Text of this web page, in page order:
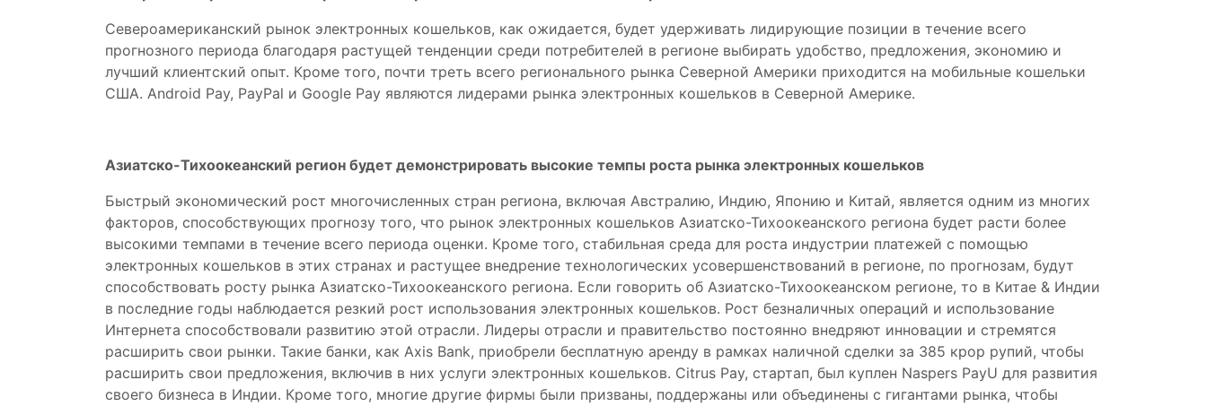
Североамериканский рынок электронных кошельков, как ожидается, будет удерживать лидирующие позиции в течение всего
прогнозного периода благодаря растущей тенденции среди потребителей в регионе выбирать удобство, предложения, экономию и
лучший клиентский опыт. Кроме того, почти треть всего регионального рынка Северной Америки приходится на мобильные кошельки
США. Android Pay, PayPal и Google Pay являются лидерами рынка электронных кошельков в Северной Америке.
Азиатско-Тихоокеанский регион будет демонстрировать высокие темпы роста рынка электронных кошельков
Быстрый экономический рост многочисленных стран региона, включая Австралию, Индию, Японию и Китай, является одним из многих
факторов, способствующих прогнозу того, что рынок электронных кошельков Азиатско-Тихоокеанского региона будет расти более
высокими темпами в течение всего периода оценки. Кроме того, стабильная среда для роста индустрии платежей с помощью
электронных кошельков в этих странах и растущее внедрение технологических усовершенствований в регионе, по прогнозам, будут
способствовать росту рынка Азиатско-Тихоокеанского региона. Если говорить об Азиатско-Тихоокеанском регионе, то в Китае & Индии
в последние годы наблюдается резкий рост использования электронных кошельков. Рост безналичных операций и использование
Интернета способствовали развитию этой отрасли. Лидеры отрасли и правительство постоянно внедряют инновации и стремятся
расширить свои рынки. Такие банки, как Axis Bank, приобрели бесплатную аренду в рамках наличной сделки за 385 крор рупий, чтобы
расширить свои предложения, включив в них услуги электронных кошельков. Citrus Pay, стартап, был куплен Naspers PayU для развития
своего бизнеса в Индии. Кроме того, многие другие фирмы были призваны, поддержаны или объединены с гигантами рынка, чтобы